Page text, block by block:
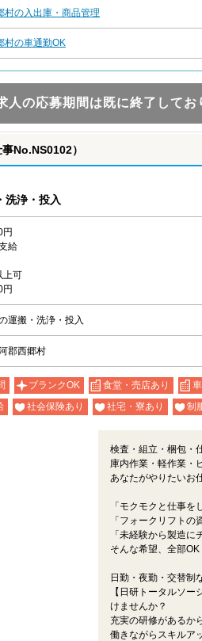
村の入出庫・商品管理
村の車通勤OK
人の応募期間は既に終了してお
No.NS0102）
洗浄・投入
円
給
上可
円
運搬・洗浄・投入
郡西郷村
ブランクOK 食堂・売店あり
社会保険あり 社宅・寮あり 制
検査・組立・梱包・
庫内作業・軽作業・
あなたがやりたいお
「モクモクと仕事を
「フォークリフトの
「未経験から製造に
そんな希望、全部OK
日勤・夜勤・交替制
【日研トータルソ
けませんか？
充実の研修があるか
働きながらスキルア